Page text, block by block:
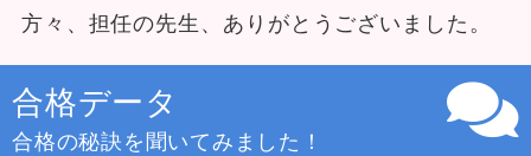
方々、担任の先生、ありがとうございました。
合格データ
合格の秘訣を聞いてみました！